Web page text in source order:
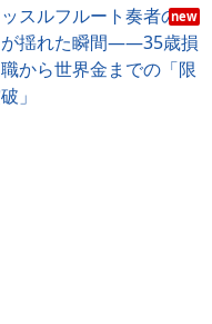
new